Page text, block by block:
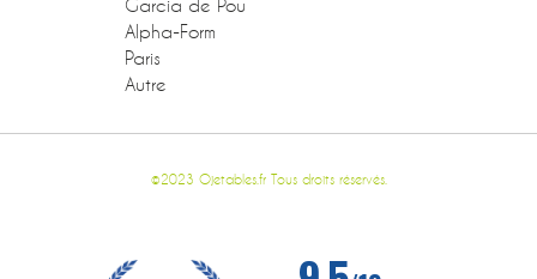
Garcia de Pou
Alpha-Form
Paris
Autre
©2023 Ojetables.fr Tous droits réservés.